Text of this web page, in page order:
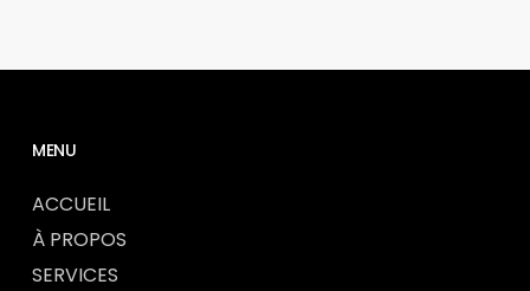
MENU
ACCUEIL
À PROPOS
SERVICES